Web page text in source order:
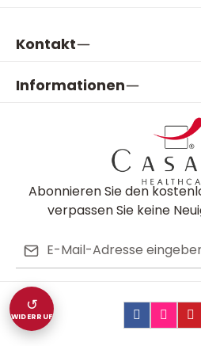
Kontakt
Informationen
Abonnieren Sie den
verpassen Sie keine
E-Mail-Adresse*
Ich habe die
Kenntnis genommen und die
mit ihnen einverstanden.
Diese Seite ist durch reCAPTCHA
Datenschutzrichtlinie
Die mit einem Stern (*)
Pflichtfelder.
↺
WIDERRUF